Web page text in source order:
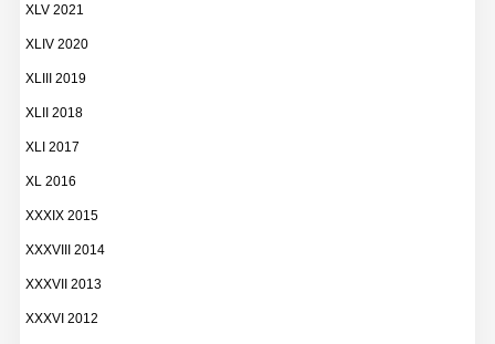
XLV 2021
XLIV 2020
XLIII 2019
XLII 2018
XLI 2017
XL 2016
XXXIX 2015
XXXVIII 2014
XXXVII 2013
XXXVI 2012